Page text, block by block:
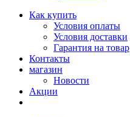
Как купить
Условия оплаты
Условия доставки
Гарантия на товар
Контакты
магазин
Новости
Акции